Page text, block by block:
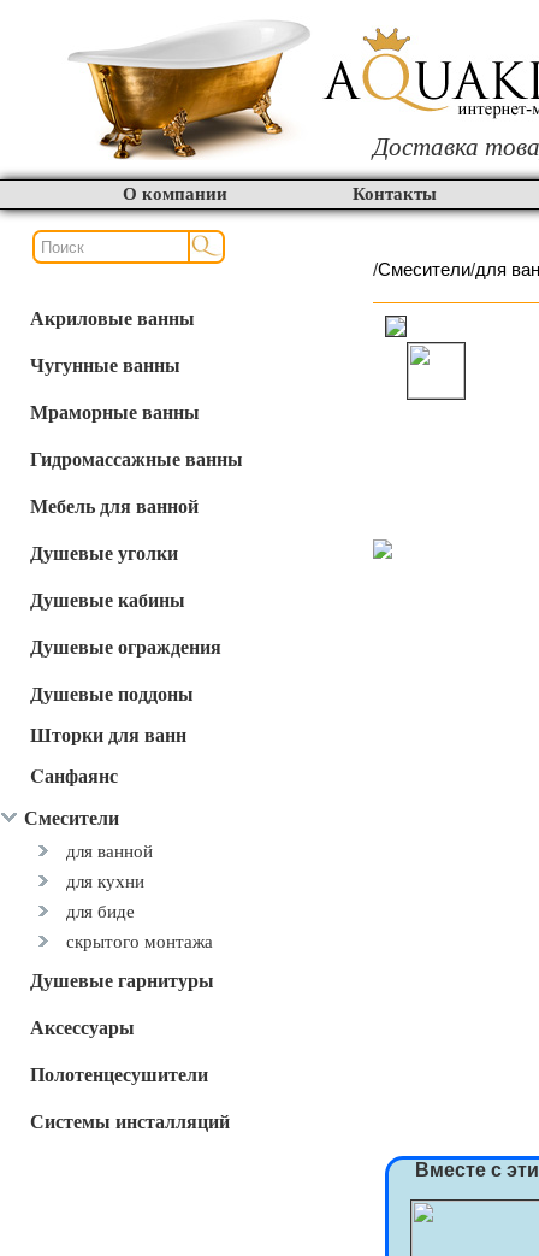
Доставка
О компании Контакты
Акриловые ванны
Чугунные ванны
Мраморные ванны
Гидромассажные ванны
Мебель для ванной
Душевые уголки
Душевые кабины
Душевые ограждения
Душевые поддоны
Шторки для ванн
Cанфаянс
Смесители
для ванной
для кухни
для биде
скрытого монтажа
Душевые гарнитуры
Аксессуары
Полотенцесушители
Системы инсталляций
/Смесители/для
Вместе с